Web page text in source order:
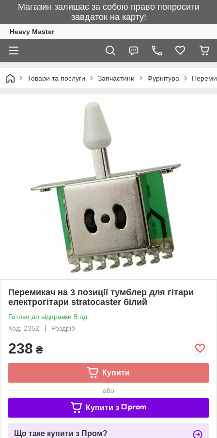
Магазин залишає за собою право попросити
завдаток на карту!
Heavy Master
Товари та послуги Запчастини Фурнітура
Перемикач на 3 позиції тумблер для гітари
електрогітари stratocaster білий
Готово до відправки 9 од.
Код: 2352
Роздріб
238 ₴
Купити
або
Купити з
Що таке купити з Пром?